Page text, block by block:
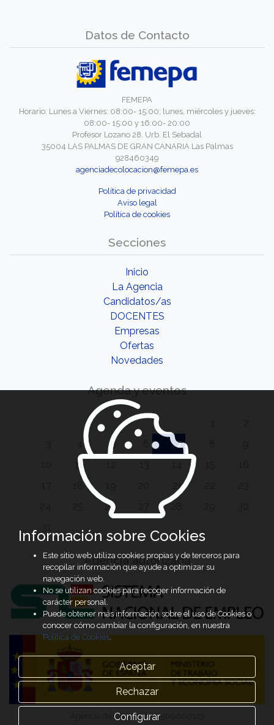
Datos de Contacto
FEMEPA
Horario: Lunes a Viernes: 08:00- 15:00; lunes, miércoles y jueves:
08:00- 15:00 y 16:00- 20:00
Profesor Lozano 28. Urb. El Sebadal
35004 LAS PALMAS DE GRAN CANARIA Las Palmas
928460349
agenciadecolocacion@femepa.es
Política de privacidad
Aviso legal
Política de cookies
Secciones
Inicio
La Agencia
Candidatos/as
DOCENTES
Empresas
Ofertas
Novedades
Agenda y eventos
5 7
11
21
26 28
Agencia autorizada
Agencia de Colocación 0500000123
Información sobre Cookies
Este sitio web utiliza cookies propias y de terceros para
recopilar información que ayude a optimizar su
navegación web.
No se utilizan cookies para recoger información de
carácter personal.
Puede obtener más información sobre el uso de Cookies o
conocer cómo cambiar la configuración, en nuestra
Política de Cookies.
Aceptar
Rechazar
Configurar